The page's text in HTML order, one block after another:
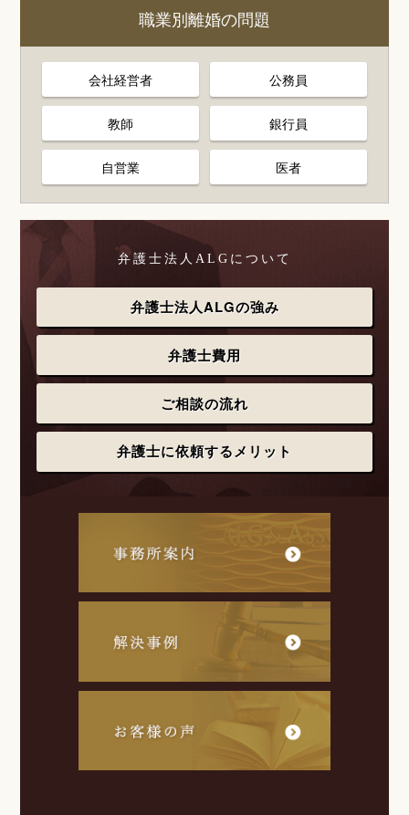
職業別離婚の問題
会社経営者 公務員
教師 銀行員
自営業 医者
弁護士法人ALGについて
弁護士法人ALGの強み
弁護士費用
ご相談の流れ
弁護士に依頼するメリット